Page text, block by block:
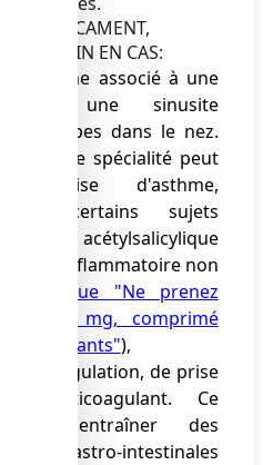
CE MEDICAMENT,
MEDECIN EN CAS:
d'asthme associé à une
une sinusite
polypes dans le nez.
de cette spécialité peut
crise d'asthme,
chez certains sujets
acétylsalicylique
un anti-inflammatoire non
rubrique "Ne prenez
200 mg, comprimé
cas suivants"),
la coagulation, de prise
anticoagulant. Ce
peut entraîner des
gastro-intestinales